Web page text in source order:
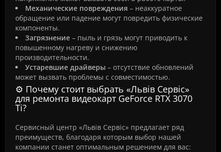
Механические повреждения – неаккуратное
обращение или падение могут повредить физические
компоненты.
Загрязнение – пыль и грязь могут приводить к
повышенному нагреву и снижению
производительности.
Устаревшие драйверы – отсутствие обновлений
может вызвать проблемы с совместимостью.
⚙️ Почему стоит выбрать «Львів Сервіс»
для ремонта видеокарт GeForce RTX 3070
Ti?
Сервисный центр «Львів Сервіс» предлагает ряд
преимуществ, благодаря которым выбор нашей
компании станет оптимальным решением для вас: